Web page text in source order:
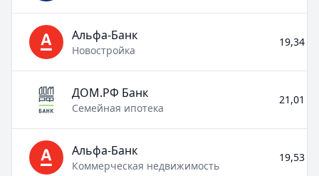
Альфа-Банк
Новостройка
19,34
ДОМ.РФ Банк
Семейная ипотека
21,01 %
Альфа-Банк
Коммерческая недвижимость
19,53